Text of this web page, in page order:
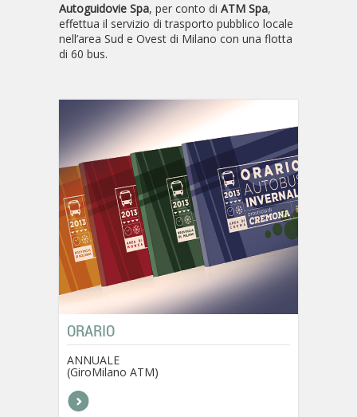
Autoguidovie Spa, per conto di ATM Spa,
effettua il servizio di trasporto pubblico locale
nell’area Sud e Ovest di Milano con una flotta
di 60 bus.
ORARIO
ANNUALE
(GiroMilano ATM)